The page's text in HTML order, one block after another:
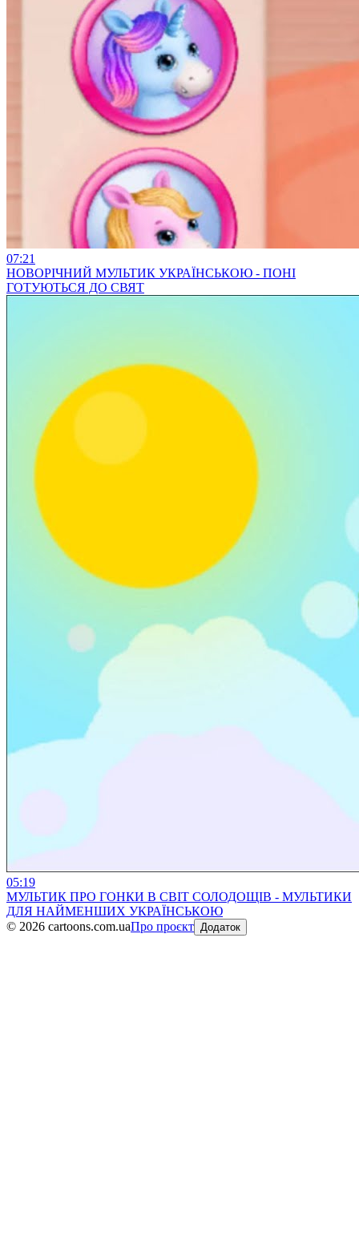
07:21
НОВОРІЧНИЙ МУЛЬТИК УКРАЇНСЬКОЮ - ПОНІ
ГОТУЮТЬСЯ ДО СВЯТ
05:19
МУЛЬТИК ПРО ГОНКИ В СВІТ СОЛОДОЩІВ - МУЛЬТИКИ
ДЛЯ НАЙМЕНШИХ УКРАЇНСЬКОЮ
© 2026 cartoons.com.uaПро проєкт Додаток